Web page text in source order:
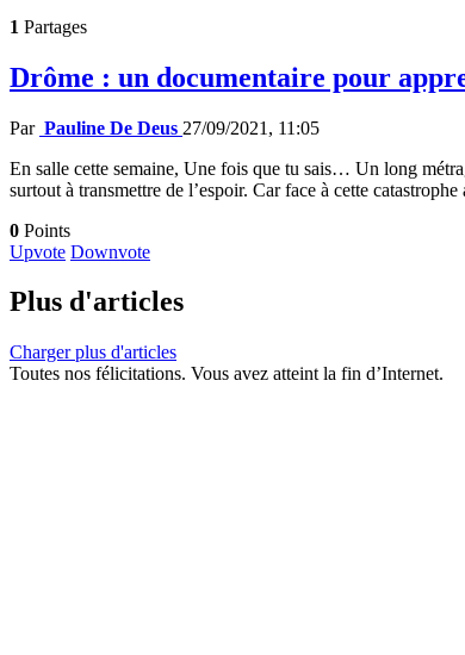
1 Partages
Drôme : un documentaire pour
Par Pauline De Deus 27/09/2021, 11:05
En salle cette semaine, Une fois que tu sais… Un long
surtout à transmettre de l’espoir. Car face à cette
0 Points
Upvote Downvote
Plus d'articles
Charger plus d'articles
Toutes nos félicitations. Vous avez atteint la fin d’Internet.